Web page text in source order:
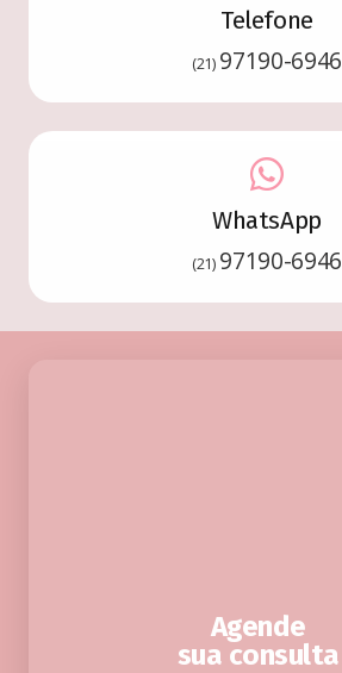
Telefone
(21) 97190-6946
WhatsApp
(21) 97190-6946
Agende
sua consulta